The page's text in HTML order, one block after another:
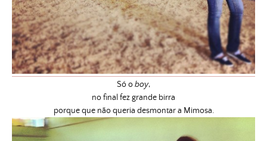
Só oboy,
no final fez grande birra
porque que não queria desmontar a Mimosa.